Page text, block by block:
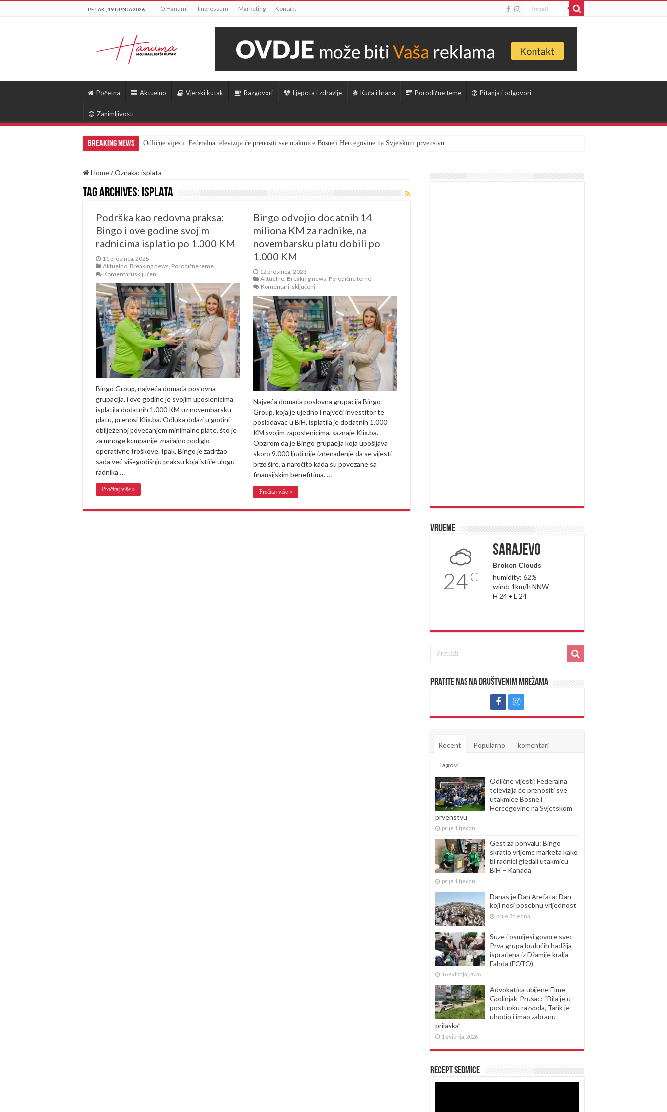
PETAK , 19 LIPNJA 2026 O Hanumi Impressum Marketing Kontakt
Početna Aktuelno Vjerski kutak Razgovori Ljepota i zdravlje Kuća i hrana Porodične teme Pitanja i odgovori
Zanimljivosti
Breaking News Odlične vijesti: Federalna televizija će prenositi sve utakmice Bosne i Hercegovine na Svjetskom prvenstvu
Home/Oznaka: isplata
Tag Archives: isplata
Podrška kao redovna praksa:
Bingo i ove godine svojim
radnicima isplatio po 1.000 KM
11 prosinca, 2025
Aktuelno, Breaking news, Porodične teme
Komentari isključeni
kao
redovna
praksa:
Bingo
i
ove
godine
svojim
radnicima
isplatio
po
1.000
KM
Bingo Group, najveća domaća poslovna
grupacija, i ove godine je svojim uposlenicima
isplatila dodatnih 1.000 KM uz novembarsku
platu, prenosi Klix.ba. Odluka dolazi u godini
obilježenoj povećanjem minimalne plate, što je
za mnoge kompanije značajno podiglo
operativne troškove. Ipak, Bingo je zadržao
sada već višegodišnju praksu koja ističe ulogu
radnika …
Pročitaj više »
Bingo odvojio dodatnih 14
miliona KM za radnike, na
novembarsku platu dobili po
1.000 KM
12 prosinca, 2023
Aktuelno, Breaking news, Porodične teme
Komentari isključeni
odvojio
dodatnih
14
miliona
KM
za
radnike,
na
novembarsku
platu
dobili
po
1.000
KM
Najveća domaća poslovna grupacija Bingo
Group, koja je ujedno i najveći investitor te
poslodavac u BiH, isplatila je dodatnih 1.000
KM svojim zaposlenicima, saznaje Klix.ba.
Obzirom da je Bingo grupacija koja upošljava
skoro 9.000 ljudi nije iznenađenje da se vijesti
brzo šire, a naročito kada su povezane sa
finansijskim benefitima. …
Pročitaj više »
Vrijeme
24C
Sarajevo
Broken Clouds
humidity: 62%
wind: 1km/h NNW
H 24 • L 24
Pratite nas na društvenim mrežama
Recent Popularno komentari
Tagovi
Odlične vijesti: Federalna
televizija će prenositi sve
utakmice Bosne i
Hercegovine na Svjetskom
prvenstvu
prije 1 tjedan
Gest za pohvalu: Bingo
skratio vrijeme marketa kako
bi radnici gledali utakmicu
BiH – Kanada
prije 1 tjedan
Danas je Dan Arefata: Dan
koji nosi posebnu vrijednost
prije 3 tjedna
Suze i osmijesi govore sve:
Prva grupa budućih hadžija
ispraćena iz Džamije kralja
Fahda (FOTO)
16 svibnja, 2026
Advokatica ubijene Elme
Godinjak-Prusac: “Bila je u
postupku razvoda, Tarik je
uhodio i imao zabranu
prilaska”
1 svibnja, 2026
Recept sedmice